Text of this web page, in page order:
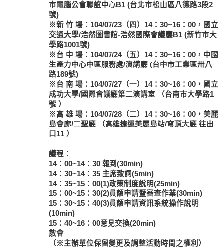
市電腦公會聯誼中心B1 (台北市松山區八德路3段2
號)
※新 竹 場：104/07/23（四）14：30~16：00，國立
交通大學/浩然圖書館-浩然國際會議廳B1 (新竹市大
學路1001號)
※台 中 場：104/07/24（五）14：30~16：00，中國
生產力中心中區服務處/演講廳 (台中市工業區卅八
路189號)
※台 南 場：104/07/27（一）14：30~16：00，國立
成功大學/國際會議廳第二演講室 （台南市大學路1
號 ）
※高 雄 場：104/07/28（二）14：30~16：00，美麗
島會廊/二聖廳 （高雄捷運美麗島站/穹頂大廳 往出
口11 ）
議程：
14：00~14：30 報到(30min)
14：30~14：35 主席致詞(5min)
14：35~15：00(1)政策制度說明(25min)
15：00~15：30(2)員額申請暨審查作業(30min)
15：30~15：40(3)員額申請資訊系統操作說明
(10min)
15：40~16：00意見交換(20min)
散會
（※主辦單位保留變更及調整活動時間之權利）